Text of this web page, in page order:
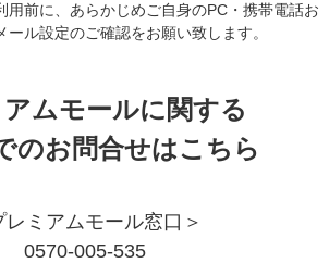
用前に、あらかじめご自身のPC・携帯電話お
ール設定のご確認をお願い致します。
ムモールに関する
のお問合せはこちら
レミアムモール窓口＞
0570-005-535